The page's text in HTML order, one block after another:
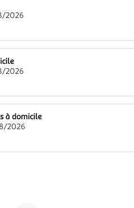
2026
2026
à domicile
2026